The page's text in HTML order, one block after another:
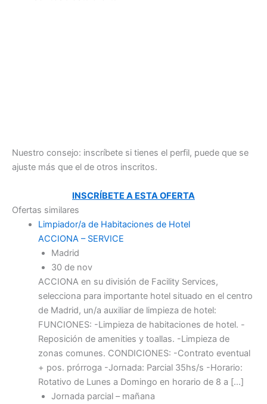
Nuestro consejo: inscríbete si tienes el perfil, puede que se
ajuste más que el de otros inscritos.
INSCRÍBETE A ESTA OFERTA
Ofertas similares
Limpiador/a de Habitaciones de Hotel
ACCIONA – SERVICE
Madrid
30 de nov
ACCIONA en su división de Facility Services,
selecciona para importante hotel situado en el centro
de Madrid, un/a auxiliar de limpieza de hotel:
FUNCIONES: -Limpieza de habitaciones de hotel. -
Reposición de amenities y toallas. -Limpieza de
zonas comunes. CONDICIONES: -Contrato eventual
+ pos. prórroga -Jornada: Parcial 35hs/s -Horario:
Rotativo de Lunes a Domingo en horario de 8 a […]
Jornada parcial – mañana